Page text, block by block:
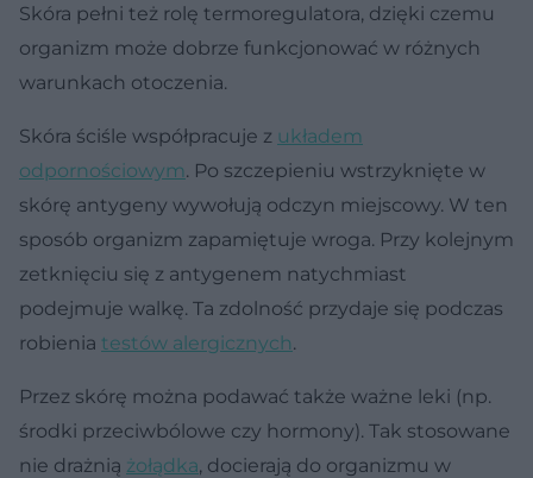
Skóra pełni też rolę termoregulatora, dzięki czemu
organizm może dobrze funkcjonować w różnych
warunkach otoczenia.
Skóra ściśle współpracuje z układem
odpornościowym. Po szczepieniu wstrzyknięte w
skórę antygeny wywołują odczyn miejscowy. W ten
sposób organizm zapamiętuje wroga. Przy kolejnym
zetknięciu się z antygenem natychmiast
podejmuje walkę. Ta zdolność przydaje się podczas
robienia testów alergicznych.
Przez skórę można podawać także ważne leki (np.
środki przeciwbólowe czy hormony). Tak stosowane
nie drażnią żołądka, docierają do organizmu w